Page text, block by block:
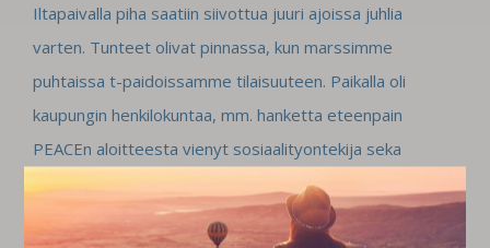
Iltapaivalla piha saatiin siivottua juuri ajoissa juhlia
varten. Tunteet olivat pinnassa, kun marssimme
puhtaissa t-paidoissamme tilaisuuteen. Paikalla oli
kaupungin henkilokuntaa, mm. hanketta eteenpain
PEACEn aloitteesta vienyt sosiaalityontekija seka
korkeampikin viskaali. Myos kirkon edustus oli lasna,
samoin vanhenpain yhdistyksen hallitus. Koko keskuksen